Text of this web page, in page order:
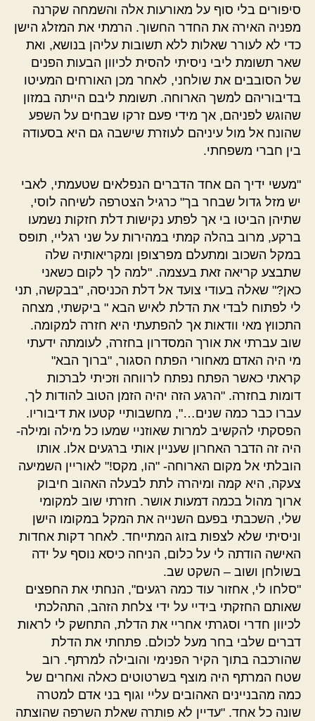
סיפורים בלי סוף על מאורעות אלה והשמחה שקרנה
מפניה האירה את החדר החשוך. הרמתי את המזלג הישן
כדי לא לעורר שאלות ללא תשובות עליהן בנושא, ואת
שאר תשומת ליבי ניסיתי להסית לכיוון הבעות הפנים
של הסובבים את שולחני, לאחר מכן האורחים המעיטו
בדיבוריהם למשך הארוחה. תשומת ליבם הייתה במזון
שהוגש לפניהם, אך מידי פעם זרקו שבחים על השפע
שהונח אל מול עיניהם לעוזרת שישבה גם היא בסעודה
בין חברי משפחתי.
"מעשי ידיך הם אחד הדברים הנפלאים שטעמתי, לאבי
יש מזל גדול שבחר בך" כרגיל הצטרפה לשיחה לוסי,
שתיהן הביטו בי אך לפתע נקישות דלת חזקות נשמעו
ברקע, מרוב בהלה קמתי במהירות על שני רגליי, תופס
במקל השכוב ומתעלם מפרצופן ומקריאותיה שלה
שתבצע קריאה זאת בעצמה. "למה לך לקום כשאני
כאן?" שאלה בעודי צועד אל דלת הכניסה, "בבקשה, תני
לי לפתוח לבדי את הדלת לאיש הבא " ביקשתי, מצחה
התכווץ מאי וודאות אך להפתעתי היא חזרה למקומה.
שוב עברתי את אורך המסדרון בחזרה, לעומתה ידעתי
מי היה האדם מאחורי הפתח הסגור, "ברוך הבא"
קראתי כאשר הפתח נפתח לרווחה וזכיתי לברכות
דומות בחזרה. "הרגע הזה יהיה הזמן הטוב להודות לך,
עברו כבר כמה שנים…", מחשבותיי קטעו את דיבוריו.
הפסקתי להקשיב למרות שאוזניי שמעו כל מילה ומילה-
היה זה הדבר האחרון שעניין אותי ברגעים אלו. אותו
הובלתי אל מקום הארוחה- "הו, מקס!" לאוריין השמיעה
צעקה, היא קמה ומיהרה לתת לבעלה האהוב חיבוק
ארוך מהול בכמה דמעות אושר. חזרתי שוב למקומי
שלי, השכבתי בפעם השנייה את המקל במקומו הישן
וניסיתי שלא לצפות בזוג המתייחד. לאחר דקות אחדות
האישה הודתה לי על כלום, הניחה כיסא נוסף על ידה
בשולחן ושוב – השקט שב.
"סלחו לי, אחזור עוד כמה רגעים", הנחתי את החפצים
שאותם החזקתי בידיי על ידי צלחת הזהב, התהלכתי
לכיוון חדרי וסגרתי אחריי את הדלת, התחשק לי לראות
דברים שלבי בחר מעל לכולם. פתחתי את הדלת
שהורכבה בתוך הקיר הפנימי והובילה למרתף. רוב
שטח המרתף היה מוצף בשרטוטים כאלה ואחרים של
כמה מהבניינים האהובים עליי וגוף בני אדם למטרה
שונה כל אחד. "עדיין לא פותרה שאלת השרפה שהוצתה